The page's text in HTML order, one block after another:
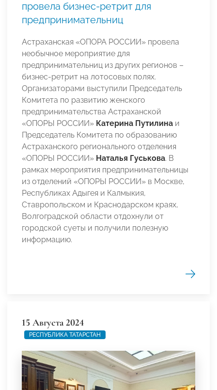
провела бизнес-ретрит для
предпринимательниц
Астраханская «ОПОРА РОССИИ» провела
необычное мероприятие для
предпринимательниц из других регионов –
бизнес-ретрит на лотосовых полях.
Организаторами выступили Председатель
Комитета по развитию женского
предпринимательства Астраханской
«ОПОРЫ РОССИИ» Катерина Путилина и
Председатель Комитета по образованию
Астраханского регионального отделения
«ОПОРЫ РОССИИ» Наталья Гуськова. В
рамках мероприятия предпринимательницы
из отделений «ОПОРЫ РОССИИ» в Москве,
Республиках Адыгея и Калмыкия,
Ставропольском и Краснодарском краях,
Волгоградской области отдохнули от
городской суеты и получили полезную
информацию.
15 Августа 2024
РЕСПУБЛИКА ТАТАРСТАН